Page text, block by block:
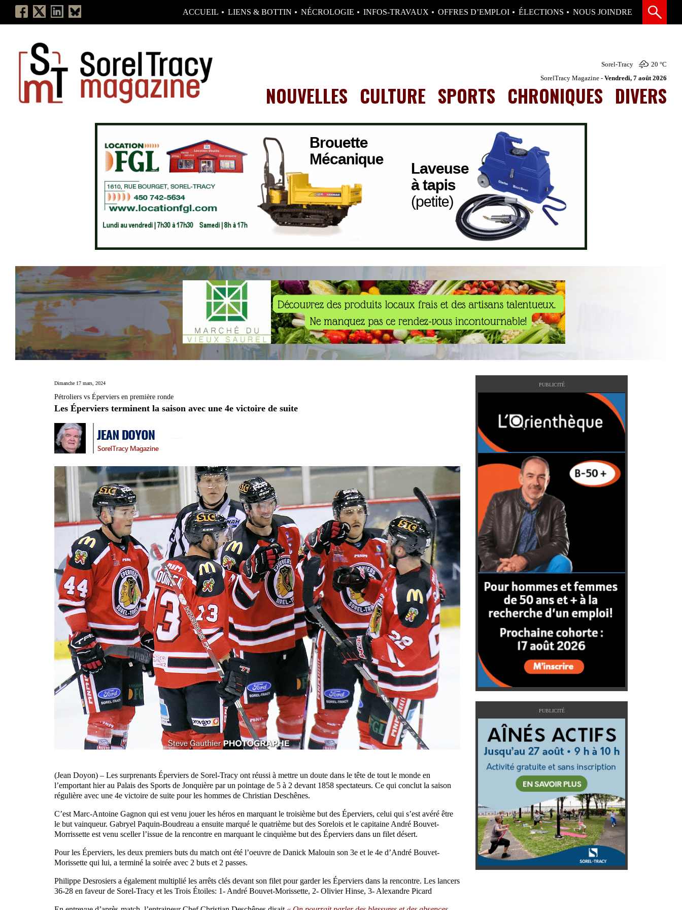
ACCUEIL LIENS & BOTTIN NÉCROLOGIE INFOS-TRAVAUX OFFRES D’EMPLOI ÉLECTIONS NOUS JOINDRE
Sorel-Tracy 20 °C
SorelTracy Magazine - Vendredi, 7 août 2026
NOUVELLES CULTURE SPORTS CHRONIQUES DIVERS
Dimanche 17 mars, 2024
Pétroliers vs Éperviers en première ronde
Les Éperviers terminent la saison avec une 4e victoire de suite
(Jean Doyon) – Les surprenants Éperviers de Sorel-Tracy ont réussi à mettre un doute dans le tête de tout le monde en
l’emportant hier au Palais des Sports de Jonquière par un pointage de 5 à 2 devant 1858 spectateurs. Ce qui conclut la saison
régulière avec une 4e victoire de suite pour les hommes de Christian Deschênes.
C’est Marc-Antoine Gagnon qui est venu jouer les héros en marquant le troisième but des Éperviers, celui qui s’est avéré être
le but vainqueur. Gabryel Paquin-Boudreau a ensuite marqué le quatrième but des Sorelois et le capitaine André Bouvet-
Morrissette est venu sceller l’issue de la rencontre en marquant le cinquième but des Éperviers dans un filet désert.
Pour les Éperviers, les deux premiers buts du match ont été l’oeuvre de Danick Malouin son 3e et le 4e d’André Bouvet-
Morissette qui lui, a terminé la soirée avec 2 buts et 2 passes.
Philippe Desrosiers a également multiplié les arrêts clés devant son filet pour garder les Éperviers dans la rencontre. Les lancers
36-28 en faveur de Sorel-Tracy et les Trois Étoiles: 1- André Bouvet-Morissette, 2- Olivier Hinse, 3- Alexandre Picard
PUBLICITÉ
PUBLICITÉ